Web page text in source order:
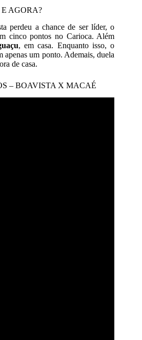
AGORA?
perdeu a chance de ser líder, o
cinco pontos no Carioca. Além
, em casa. Enquanto isso, o
um ponto. Ademais, duela
de casa.
– BOAVISTA X MACAÉ